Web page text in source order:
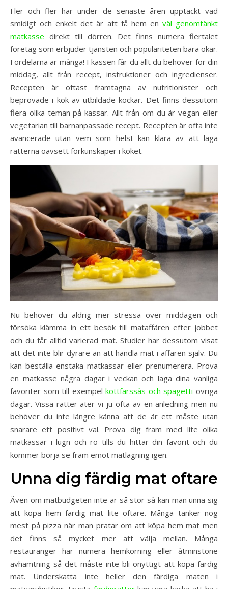
Fler och fler har under de senaste åren upptäckt vad
smidigt och enkelt det är att få hem en väl genomtänkt
matkasse direkt till dörren. Det finns numera flertalet
företag som erbjuder tjänsten och populariteten bara ökar.
Fördelarna är många! I kassen får du allt du behöver för din
middag, allt från recept, instruktioner och ingredienser.
Recepten är oftast framtagna av nutritionister och
beprövade i kök av utbildade kockar. Det finns dessutom
flera olika teman på kassar. Allt från om du är vegan eller
vegetarian till barnanpassade recept. Recepten är ofta inte
avancerade utan vem som helst kan klara av att laga
rätterna oavsett förkunskaper i köket.
Nu behöver du aldrig mer stressa över middagen och
försöka klämma in ett besök till mataffären efter jobbet
och du får alltid varierad mat. Studier har dessutom visat
att det inte blir dyrare än att handla mat i affären själv. Du
kan beställa enstaka matkassar eller prenumerera. Prova
en matkasse några dagar i veckan och laga dina vanliga
favoriter som till exempel köttfärssås och spagetti övriga
dagar. Vissa rätter äter vi ju ofta av en anledning men nu
behöver du inte längre känna att de är ett måste utan
snarare ett positivt val. Prova dig fram med lite olika
matkassar i lugn och ro tills du hittar din favorit och du
kommer börja se fram emot matlagning igen.
Unna dig färdig mat oftare
Även om matbudgeten inte är så stor så kan man unna sig
att köpa hem färdig mat lite oftare. Många tänker nog
mest på pizza när man pratar om att köpa hem mat men
det finns så mycket mer att välja mellan. Många
restauranger har numera hemkörning eller åtminstone
avhämtning så det måste inte bli onyttigt att köpa färdig
mat. Underskatta inte heller den färdiga maten i